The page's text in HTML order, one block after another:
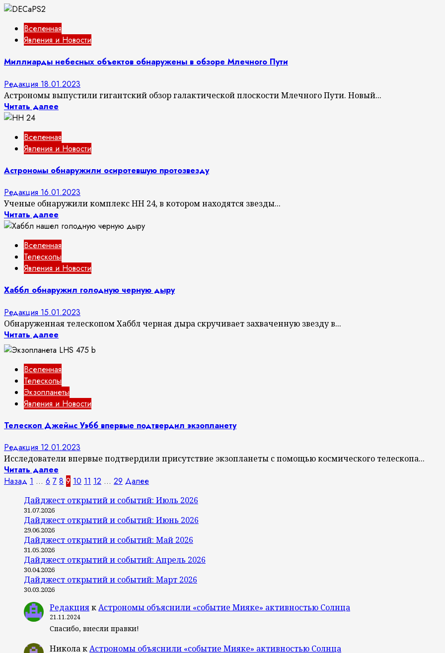
Вселенная
Явления и Новости
Миллиарды небесных объектов обнаружены в обзоре Млечного Пути
Редакция 18.01.2023
Астрономы выпустили гигантский обзор галактической плоскости Млечного Пути. Новый...
Читать далее
Вселенная
Явления и Новости
Астрономы обнаружили осиротевшую протозвезду
Редакция 16.01.2023
Ученые обнаружили комплекс HH 24, в котором находятся звезды...
Читать далее
Вселенная
Телескопы
Явления и Новости
Хаббл обнаружил голодную черную дыру
Редакция 15.01.2023
Обнаруженная телескопом Хаббл черная дыра скручивает захваченную звезду в...
Читать далее
Вселенная
Телескопы
Экзопланеты
Явления и Новости
Телескоп Джеймс Уэбб впервые подтвердил экзопланету
Редакция 12.01.2023
Исследователи впервые подтвердили присутствие экзопланеты с помощью космического телескопа...
Читать далее
Пагинация
записей
Назад 1 … 6 7 8 9 10 11 12 … 29 Далее
Дайджест открытий и событий: Июль 2026
31.07.2026
Дайджест открытий и событий: Июнь 2026
29.06.2026
Дайджест открытий и событий: Май 2026
31.05.2026
Дайджест открытий и событий: Апрель 2026
30.04.2026
Дайджест открытий и событий: Март 2026
30.03.2026
РедакциякАстрономы объяснили «событие Мияке» активностью Солнца
21.11.2024
Спасибо, внесли правки!
НиколакАстрономы объяснили «событие Мияке» активностью Солнца